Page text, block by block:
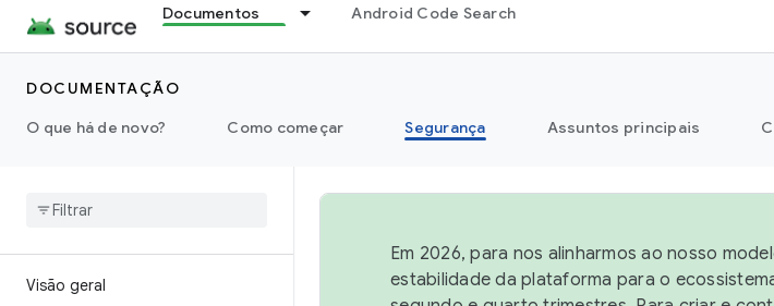
Documentos Android Code Search
DOCUMENTAÇÃO
O que há de novo?
Como começar Segurança Assuntos principais
Visão geral
Em 2026, para nos alinharmos ao nosso
estabilidade da plataforma para o